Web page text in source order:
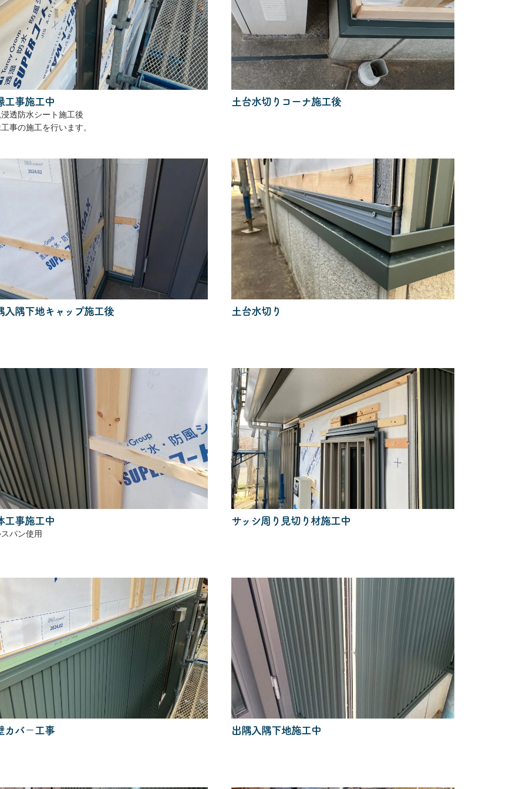
工事施工中
透防水シート施工後
事の施工を行います。
土台水切りコーナ施工後
入隅下地キャップ施工後 土台水切り
工事施工中
パン使用
サッシ周り見切り材施工中
カバ－工事 出隅入隅下地施工中